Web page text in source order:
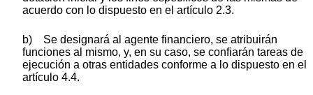
acuerdo con lo dispuesto en el artículo 2.3.
b) Se designará al agente financiero, se atribuirán
funciones al mismo, y, en su caso, se confiarán tareas de
ejecución a otras entidades conforme a lo dispuesto en el
artículo 4.4.